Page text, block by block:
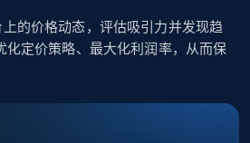
立即开始
的价格动态，评估吸引力并发现趋
化定价策略、最大化利润率，从而保